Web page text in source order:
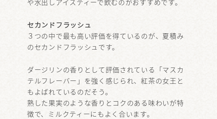
セカンドフラッシュ
３つの中で最も高い評価を得ているのが、夏積み
のセカンドフラッシュです。
ダージリンの香りとして評価されている「マスカ
テルフレーバー」を強く感じられ、紅茶の女王と
もよばれているのだそう。
熟した果実のような香りとコクのある味わいが特
徴で、ミルクティーにもよく合います。